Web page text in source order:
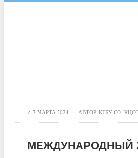
7 МАРТА 2024 · АВТОР: КГБУ СО
МЕЖДУНАРОДНЫЙ